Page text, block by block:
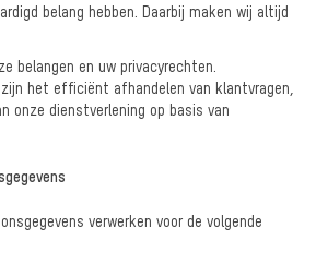
belang hebben. Daarbij maken wij altijd
belangen en uw privacyrechten.
zijn het efficiënt afhandelen van klantvragen,
onze dienstverlening op basis van
verwerken voor de volgende